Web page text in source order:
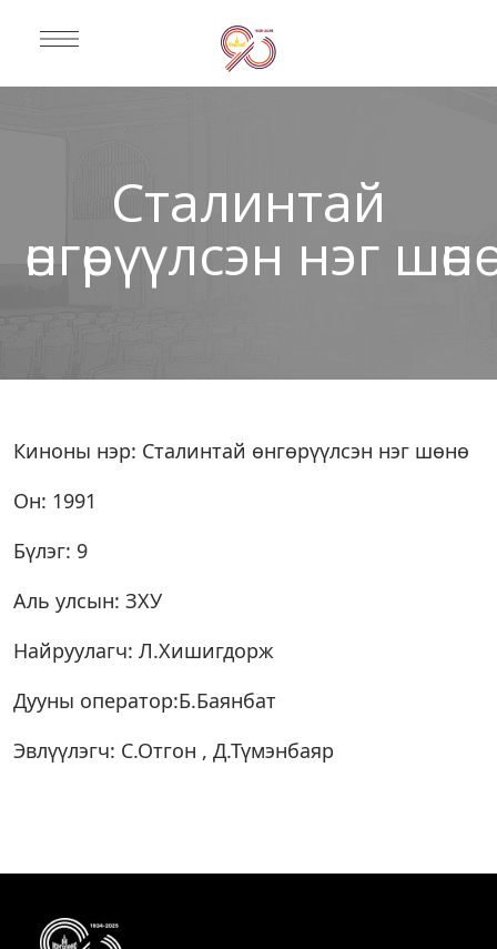
Сталинтай
өнгөрүүлсэн нэг шөнө
Киноны нэр: Сталинтай өнгөрүүлсэн нэг шөнө
Он: 1991
Бүлэг: 9
Аль улсын: ЗХУ
Найруулагч: Л.Хишигдорж
Дууны оператор:Б.Баянбат
Эвлүүлэгч: С.Отгон , Д.Түмэнбаяр